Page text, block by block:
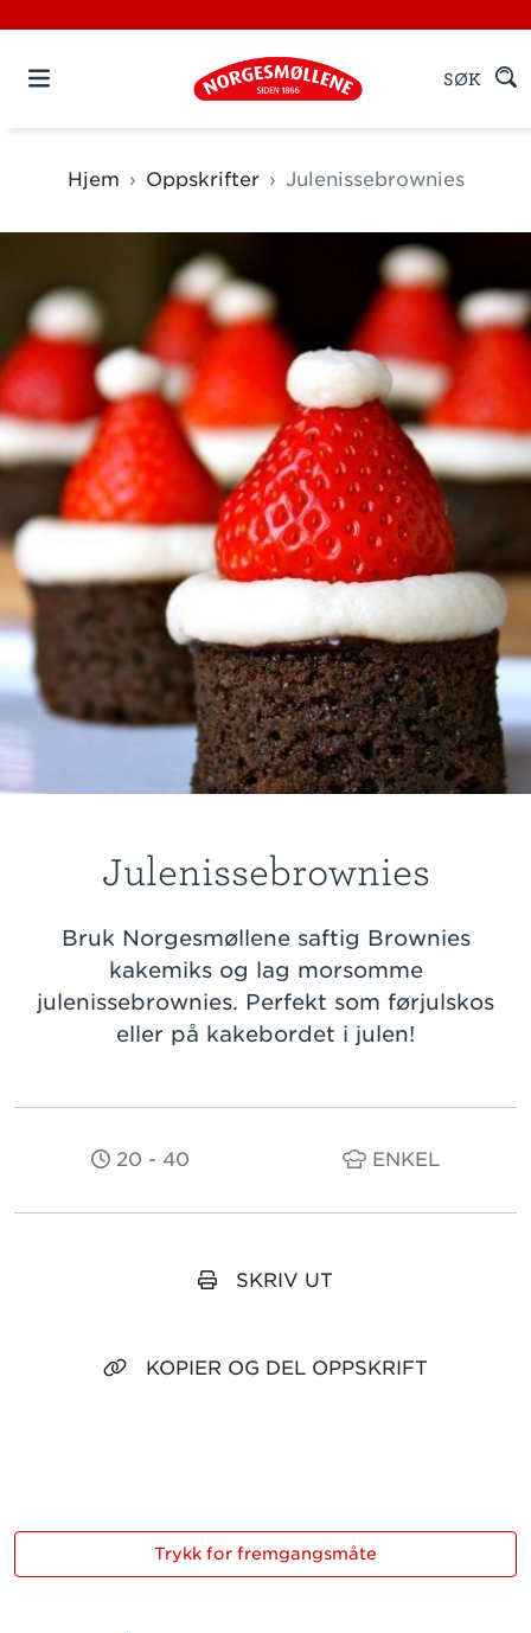
SØK
Hjem Oppskrifter Julenissebrownies
Julenissebrownies
Bruk Norgesmøllene saftig Brownies
kakemiks og lag morsomme
julenissebrownies. Perfekt som førjulskos
eller på kakebordet i julen!
20 - 40 ENKEL
SKRIV UT
KOPIER OG DEL OPPSKRIFT
Trykk for fremgangsmåte